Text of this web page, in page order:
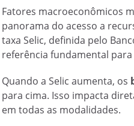
Fatores macroeconômicos
panorama do acesso a
taxa Selic, definida pelo
referência fundamental
Quando a Selic aumenta, os
para cima. Isso impacta
em todas as modalidades.